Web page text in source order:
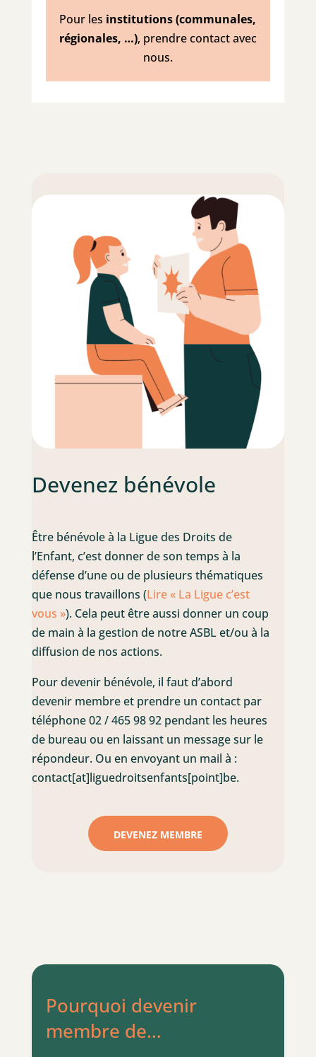
Pour les institutions (communales,
régionales, …), prendre contact avec
nous.
Devenez bénévole
Être bénévole à la Ligue des Droits de
l’Enfant, c’est donner de son temps à la
défense d’une ou de plusieurs thématiques
que nous travaillons (Lire « La Ligue c’est
vous »). Cela peut être aussi donner un coup
de main à la gestion de notre ASBL et/ou à la
diffusion de nos actions.
Pour devenir bénévole, il faut d’abord
devenir membre et prendre un contact par
téléphone 02 / 465 98 92 pendant les heures
de bureau ou en laissant un message sur le
répondeur. Ou en envoyant un mail à :
contact[at]liguedroitsenfants[point]be.
DEVENEZ MEMBRE
Pourquoi devenir
membre de…